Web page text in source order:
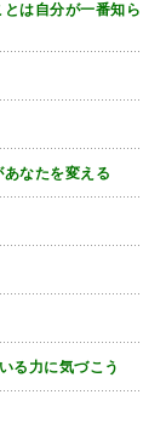
は自分が一番知ら
あなたを変える
る力に気づこう